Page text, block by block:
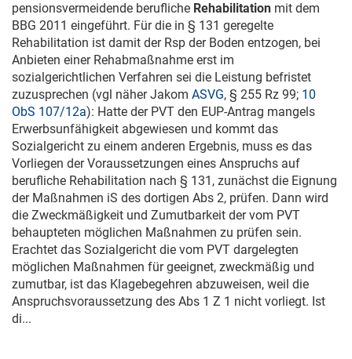
pensionsvermeidende berufliche Rehabilitation mit dem
BBG 2011 eingeführt. Für die in § 131 geregelte
Rehabilitation ist damit der Rsp der Boden entzogen, bei
Anbieten einer Rehabmaßnahme erst im
sozialgerichtlichen Verfahren sei die Leistung befristet
zuzusprechen (vgl näher Jakom ASVG, § 255 Rz 99; 10
ObS 107/12a): Hatte der PVT den EUP-Antrag mangels
Erwerbsunfähigkeit abgewiesen und kommt das
Sozialgericht zu einem anderen Ergebnis, muss es das
Vorliegen der Voraussetzungen eines Anspruchs auf
berufliche Rehabilitation nach § 131, zunächst die Eignung
der Maßnahmen iS des dortigen Abs 2, prüfen. Dann wird
die Zweckmäßigkeit und Zumutbarkeit der vom PVT
behaupteten möglichen Maßnahmen zu prüfen sein.
Erachtet das Sozialgericht die vom PVT dargelegten
möglichen Maßnahmen für geeignet, zweckmäßig und
zumutbar, ist das Klagebegehren abzuweisen, weil die
Anspruchsvoraussetzung des Abs 1 Z 1 nicht vorliegt. Ist
di...